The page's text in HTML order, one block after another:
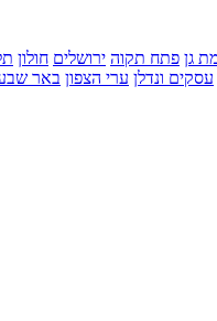
תקוה ירושלים חולון תל אביב
ערי הצפון באר שבע